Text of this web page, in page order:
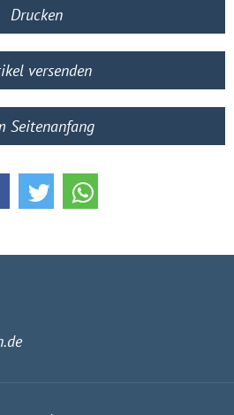
Drucken
versenden
Seitenanfang